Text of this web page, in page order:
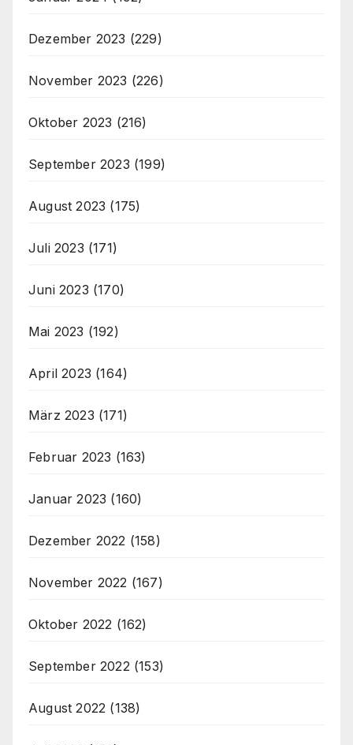
Dezember 2023 (229)
November 2023 (226)
Oktober 2023 (216)
September 2023 (199)
August 2023 (175)
Juli 2023 (171)
Juni 2023 (170)
Mai 2023 (192)
April 2023 (164)
März 2023 (171)
Februar 2023 (163)
Januar 2023 (160)
Dezember 2022 (158)
November 2022 (167)
Oktober 2022 (162)
September 2022 (153)
August 2022 (138)